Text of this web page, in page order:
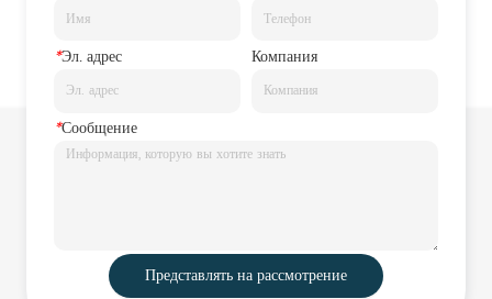
*Эл. адрес Компания
*Сообщение
Представлять на рассмотрение